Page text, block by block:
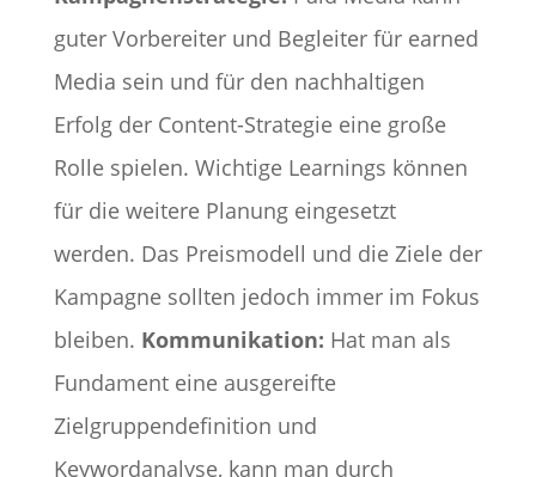
guter Vorbereiter und Begleiter für earned
Media sein und für den nachhaltigen
Erfolg der Content-Strategie eine große
Rolle spielen. Wichtige Learnings können
für die weitere Planung eingesetzt
werden. Das Preismodell und die Ziele der
Kampagne sollten jedoch immer im Fokus
bleiben. Kommunikation: Hat man als
Fundament eine ausgereifte
Zielgruppendefinition und
Keywordanalyse, kann man durch